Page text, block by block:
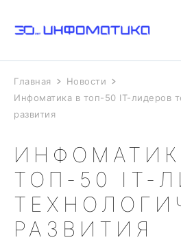
Главная
Новости
Инфоматика в топ-50 IT-лидеров
развития
ТОП-50 IT-
РАЗВИТИЯ